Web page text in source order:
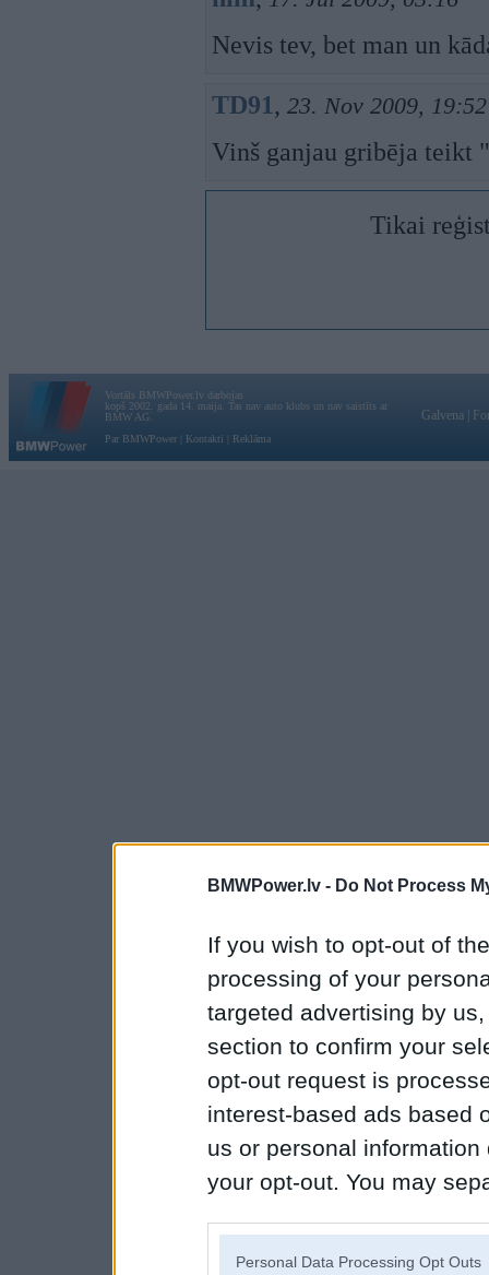
BMWPower.lv - Do Not Process
If you wish to opt-out of
processing of your
targeted advertising by
section to confirm your
opt-out request is
interest-based ads based
us or personal
your opt-out. You may
Personal Data Processing Opt Outs
Nevis tev, bet man un
TD91 , 23. Nov 2009, 19:52
Vinš ganjau gribēja teikt
Tikai
Vortāls BMWPower.lv darbojas
kopš 2002. gada 14. maija. Tas nav auto klubs un nav saistīts ar
BMW AG.
Par BMWPower
Kontakti Reklāma
Galvena